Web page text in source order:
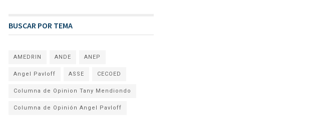
BUSCAR POR TEMA
AMEDRIN ANDE ANEP
Angel Pavloff ASSE CECOED
Columna de Opinion Tany Mendiondo
Columna de Opinión Angel Pavloff